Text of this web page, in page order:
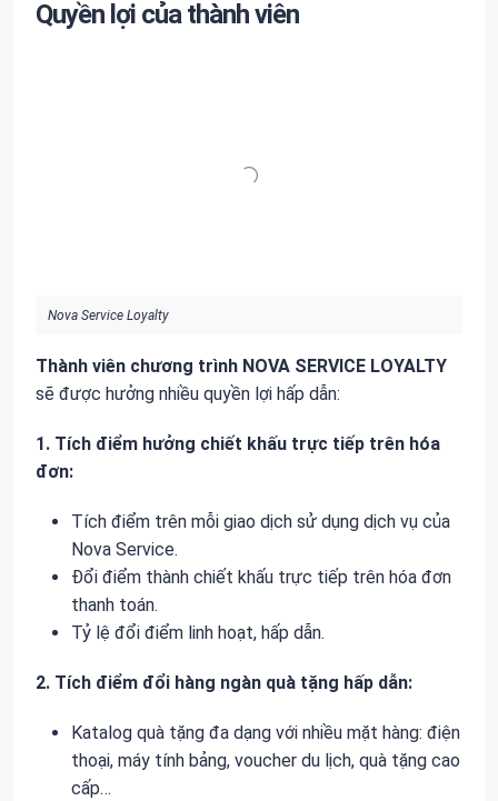
Quyền lợi của thành viên
Nova Service Loyalty
Thành viên chương trình NOVA SERVICE LOYALTY
sẽ được hưởng nhiều quyền lợi hấp dẫn:
1. Tích điểm hưởng chiết khấu trực tiếp trên hóa
đơn:
Tích điểm trên mỗi giao dịch sử dụng dịch vụ của
Nova Service.
Đổi điểm thành chiết khấu trực tiếp trên hóa đơn
thanh toán.
Tỷ lệ đổi điểm linh hoạt, hấp dẫn.
2. Tích điểm đổi hàng ngàn quà tặng hấp dẫn:
Katalog quà tặng đa dạng với nhiều mặt hàng: điện
thoại, máy tính bảng, voucher du lịch, quà tặng cao
cấp…